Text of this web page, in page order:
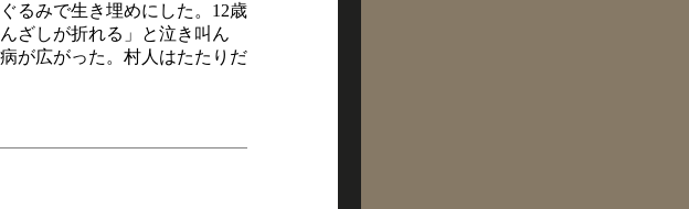
るみで生き埋めにした。12歳
ざしが折れる」と泣き叫ん
が広がった。村人はたたりだ